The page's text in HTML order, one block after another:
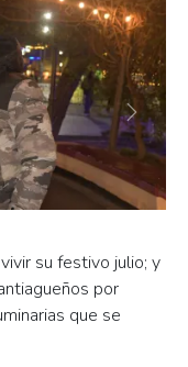
su festivo julio; y
por
que se
Next